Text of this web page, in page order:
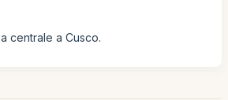
centrale a Cusco.